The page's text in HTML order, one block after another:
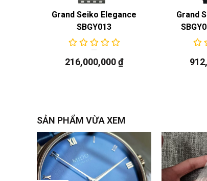
Mặt lưng
Phần vỏ được làm từ thép không gỉ.
Edox luôn sáng bóng trong mọi điều
Grand Seiko Elegance
SBGY013
216,000,000₫
Grand
SẢN PHẨM VỪA XEM